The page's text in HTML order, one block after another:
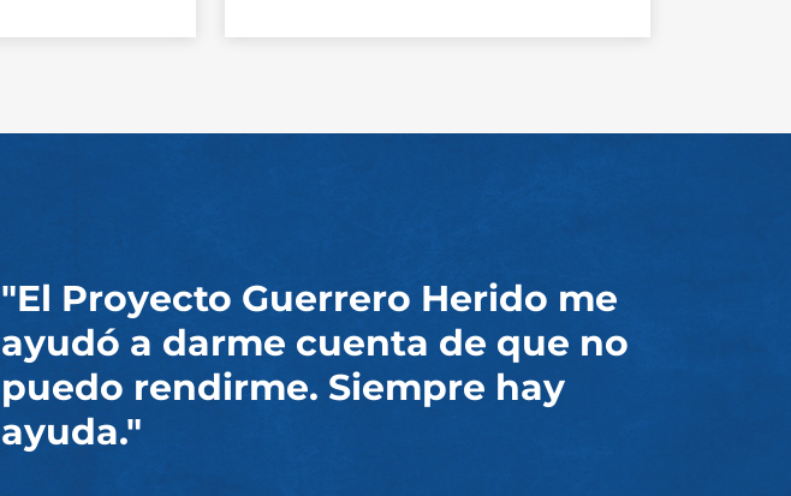
"El Proyecto Guerrero Herido me
ayudó a darme cuenta de que no
puedo rendirme. Siempre hay
ayuda."